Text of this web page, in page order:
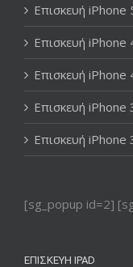
Επισκευή iPhone
Επισκευή iPhone
Επισκευή iPhone
Επισκευή iPhone
Επισκευή iPhone
[sg_popup id=2]
ΕΠΙΣΚΕΥΉ IPAD